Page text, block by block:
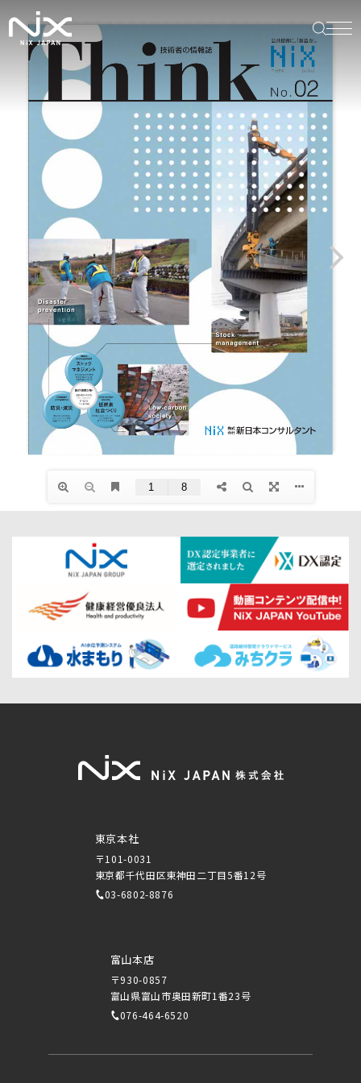
東京本社
〒101-0031
東京都千代田区東神田二丁目5番12号
03-6802-8876
富山本店
〒930-0857
富山県富山市奥田新町1番23号
076-464-6520